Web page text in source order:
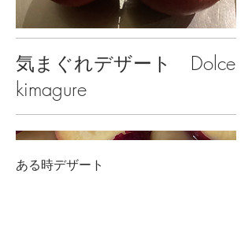
気まぐれデザート Dolce
kimagure
ある時デザート